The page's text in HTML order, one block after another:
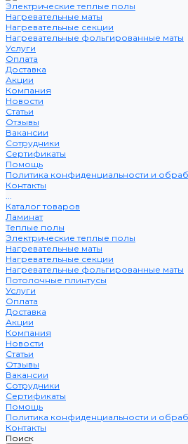
Электрические теплые полы
Нагревательные маты
Нагревательные секции
Нагревательные фольгированные маты
Услуги
Оплата
Доставка
Акции
Компания
Новости
Статьи
Отзывы
Вакансии
Сотрудники
Сертификаты
Помощь
Политика конфиденциальности и
Контакты
...
Каталог товаров
Ламинат
Теплые полы
Электрические теплые полы
Нагревательные маты
Нагревательные секции
Нагревательные фольгированные маты
Потолочные плинтусы
Услуги
Оплата
Доставка
Акции
Компания
Новости
Статьи
Отзывы
Вакансии
Сотрудники
Сертификаты
Помощь
Политика конфиденциальности и
Контакты
Поиск